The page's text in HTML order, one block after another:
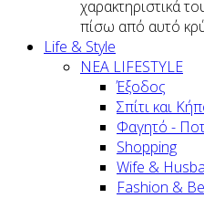
χαρακτηριστικά
πίσω από αυτό
Life & Style
ΝΕΑ LIFESTYLE
Έξοδος
Σπίτι και
Φαγητό -
Shopping
Wife &
Fashion &